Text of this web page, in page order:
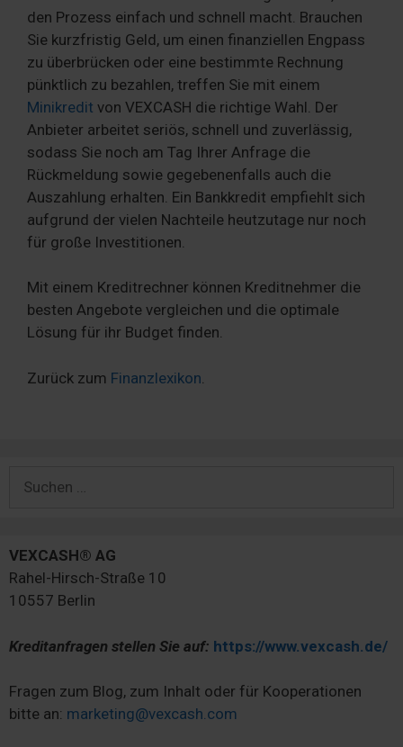
den Prozess einfach und schnell macht. Brauchen
Sie kurzfristig Geld, um einen finanziellen Engpass
zu überbrücken oder eine bestimmte Rechnung
pünktlich zu bezahlen, treffen Sie mit einem
Minikredit von VEXCASH die richtige Wahl. Der
Anbieter arbeitet seriös, schnell und zuverlässig,
sodass Sie noch am Tag Ihrer Anfrage die
Rückmeldung sowie gegebenenfalls auch die
Auszahlung erhalten. Ein Bankkredit empfiehlt sich
aufgrund der vielen Nachteile heutzutage nur noch
für große Investitionen.
Mit einem Kreditrechner können Kreditnehmer die
besten Angebote vergleichen und die optimale
Lösung für ihr Budget finden.
Zurück zum Finanzlexikon
VEXCASH® AG
Rahel-Hirsch-Straße 10
10557 Berlin
Kreditanfragen stellen Sie auf: https://www.vexcash.de/
Fragen zum Blog, zum Inhalt oder für Kooperationen
bitte an: marketing@vexcash.com